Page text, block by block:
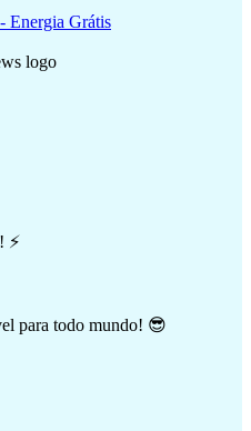
⚡
para todo mundo! 😎